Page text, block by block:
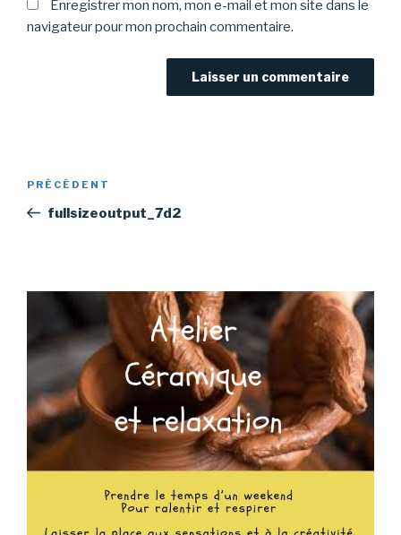
Enregistrer mon nom, mon e-mail et mon site dans le
navigateur pour mon prochain commentaire.
Navigation
l’article
Article
précédent
PRÉCÉDENT
fullsizeoutput_7d2